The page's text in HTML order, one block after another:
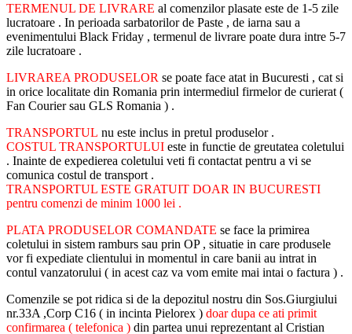
TERMENUL DE LIVRARE al comenzilor plasate este de 1-5 zile
lucratoare . In perioada sarbatorilor de Paste , de iarna sau a
evenimentului Black Friday , termenul de livrare poate dura intre 5-7
zile lucratoare .
LIVRAREA PRODUSELOR se poate face atat in Bucuresti , cat si
in orice localitate din Romania prin intermediul firmelor de curierat (
Fan Courier sau GLS Romania ) .
TRANSPORTUL nu este inclus in pretul produselor .
COSTUL TRANSPORTULUI este in functie de greutatea coletului
. Inainte de expedierea coletului veti fi contactat pentru a vi se
comunica costul de transport .
TRANSPORTUL ESTE GRATUIT DOAR IN BUCURESTI
pentru comenzi de minim 1000 lei .
PLATA PRODUSELOR COMANDATE se face la primirea
coletului in sistem ramburs sau prin OP , situatie in care produsele
vor fi expediate clientului in momentul in care banii au intrat in
contul vanzatorului ( in acest caz va vom emite mai intai o factura ) .
Comenzile se pot ridica si de la depozitul nostru din Sos.Giurgiului
nr.33A ,Corp C16 ( in incinta Pielorex ) doar dupa ce ati primit
confirmarea ( telefonica ) din partea unui reprezentant al Cristian